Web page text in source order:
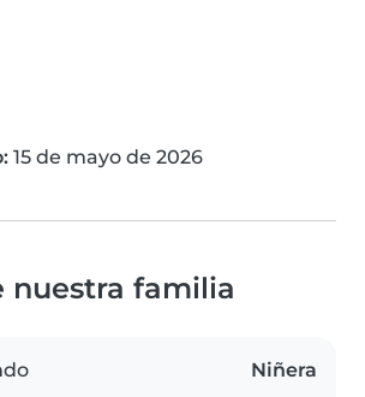
15 de mayo de 2026
nuestra familia
Niñera